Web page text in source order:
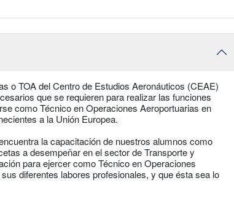
o TOA del Centro de Estudios Aeronáuticos (CEAE)
que se requieren para realizar las funciones
como Técnico en Operaciones Aeroportuarias en
a la Unión Europea.
la capacitación de nuestros alumnos como
a desempeñar en el sector de Transporte y
para ejercer como Técnico en Operaciones
diferentes labores profesionales, y que ésta sea lo